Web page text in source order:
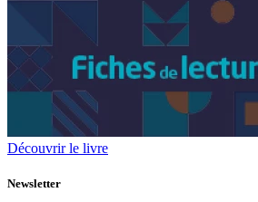
Découvrir le livre
Newsletter